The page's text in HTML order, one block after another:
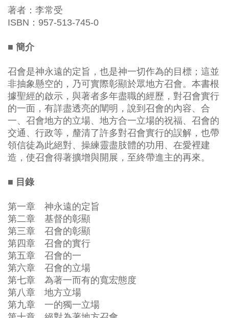
著者：李常受
ISBN：957-513-745-0
■ 簡介
召會是神永遠的定旨，也是神一切作為的目標；這並
非抽象懸空的，乃可實際彰顯於眾地方召會。本書根
據聖經的啟示，與著者多年盡職的經歷，對召會實行
的一面，有詳盡透亮的闡明，說到召會的內容、合
一、召會地方的立場、地方合一立場的祝福、召會的
交通、行政等，釐清了許多對召會實行的誤解，也帶
領信徒為此絕對、操練靈盡肢體的功用、在愛裡建
造，使召會得著擴增與開展，至終帶進主的再來。
■ 目錄
第一章 神永遠的定旨
第二章 基督的彰顯
第三章 召會的彰顯
第四章 召會的實行
第五章 召會的一
第六章 召會的立場
第七章 為著一而有的寬宏態度
第八章 地方立場
第九章 一的獨一立場